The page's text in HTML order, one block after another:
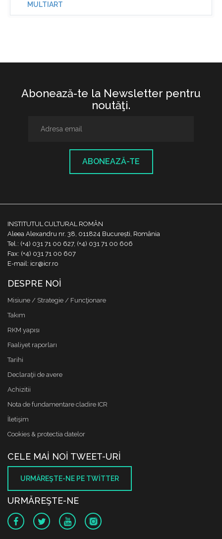
MULTIART
Abonează-te la Newsletter pentru
noutăţi.
ABONEAZĂ-TE
INSTITUTUL CULTURAL ROMÂN
Aleea Alexandru nr. 38, 011824 București, România
Tel.: (+4) 031 71 00 627, (+4) 031 71 00 606
Fax: (+4) 031 71 00 607
E-mail: icr@icr.ro
DESPRE NOI
Misiune / Strategie / Funcţionare
Takım
RKM yapısı
Faaliyet raporları
Tarihi
Declaraţii de avere
Achizitii
Nota de fundamentare cladire ICR
İletişim
Cookies & protectia datelor
CELE MAI NOI TWEET-URI
URMĂREŞTE-NE PE TWITTER
URMĂREŞTE-NE